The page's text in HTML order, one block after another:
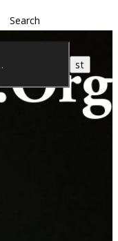
Search